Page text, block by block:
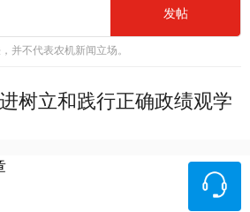
发帖
并不代表农机新闻立场。
树立和践行正确政绩观学